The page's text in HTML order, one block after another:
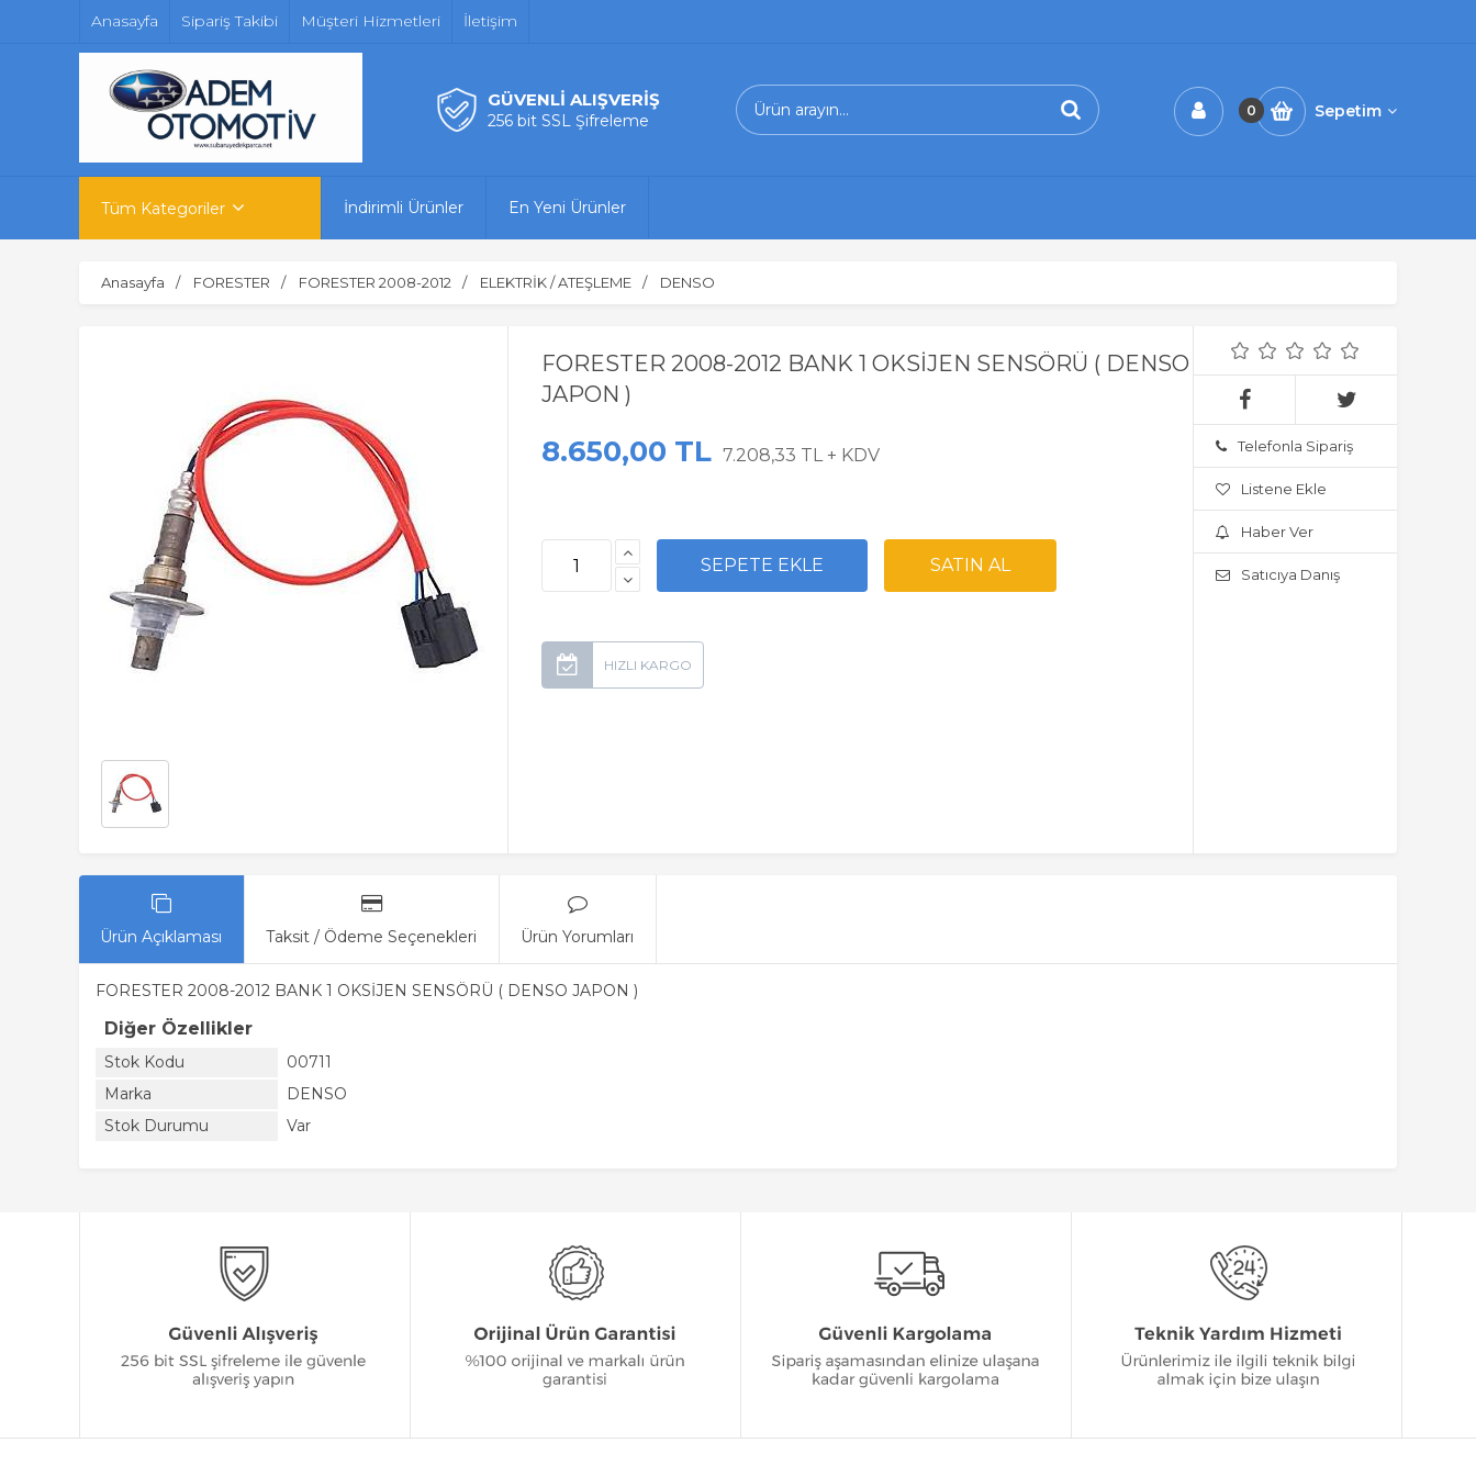
Anasayfa Sipariş Takibi Müşteri Hizmetleri İletişim
GÜVENLİ ALIŞVERİŞ
256 bit SSL Şifreleme
0 Sepetim
Tüm Kategoriler İndirimli Ürünler En Yeni Ürünler
Anasayfa FORESTER FORESTER 2008-2012 ELEKTRİK / ATEŞLEME DENSO
FORESTER 2008-2012 BANK 1 OKSİJEN SENSÖRÜ ( DENSO
JAPON )
8.650,00 TL 7.208,33 TL + KDV Telefonla Sipariş
Listene Ekle
Haber Ver
Satıcıya Danış
Ürün Açıklaması Taksit / Ödeme Seçenekleri Ürün Yorumları
FORESTER 2008-2012 BANK 1 OKSİJEN SENSÖRÜ ( DENSO JAPON )
Diğer Özellikler
Stok Kodu
00711
Marka
DENSO
Stok Durumu
Var